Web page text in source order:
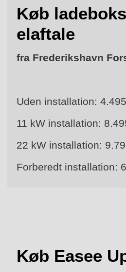
Køb
elaftale
fra Frederikshavn
Uden installation:
11 kW installation:
22 kW installation:
Forberedt installation:
Køb Easee